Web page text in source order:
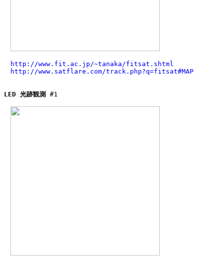
http://www.fit.ac.jp/~tanaka/fitsat.shtml
http://www.satflare.com/track.php?q=fitsat#MAP
LED 光跡観測 #1